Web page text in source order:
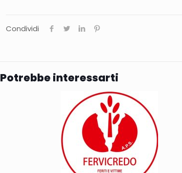
Condividi
Potrebbe interessarti